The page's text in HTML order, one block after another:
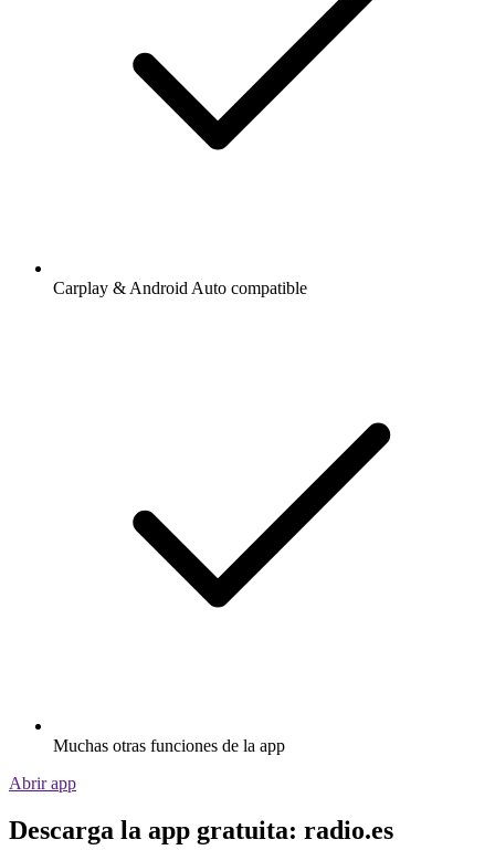
Carplay & Android Auto compatible
Muchas otras funciones de la app
Abrir app
Descarga la app gratuita: radio.es